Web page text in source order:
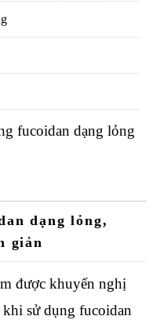
fucoidan dạng lỏng
dạng lỏng,
giản
được khuyến nghị
sử dụng fucoidan